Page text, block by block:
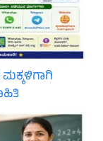
ಮಕ್ಕಳಿಗಾಗಿ